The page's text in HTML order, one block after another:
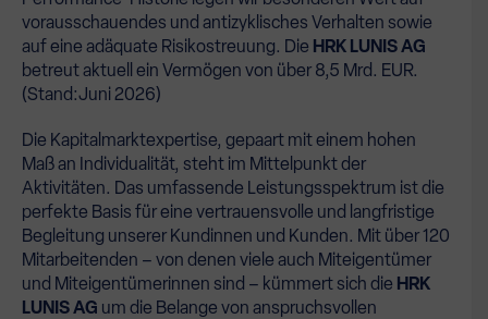
vorausschauendes und antizyklisches Verhalten sowie
auf eine adäquate Risikostreuung. Die HRK LUNIS AG
betreut aktuell ein Vermögen von über 8,5 Mrd. EUR.
(Stand:Juni 2026)
Die Kapitalmarktexpertise, gepaart mit einem hohen
Maß an Individualität, steht im Mittelpunkt der
Aktivitäten. Das umfassende Leistungsspektrum ist die
perfekte Basis für eine vertrauensvolle und langfristige
Begleitung unserer Kundinnen und Kunden. Mit über 120
Mitarbeitenden – von denen viele auch Miteigentümer
und Miteigentümerinnen sind – kümmert sich die HRK
LUNIS AG um die Belange von anspruchsvollen